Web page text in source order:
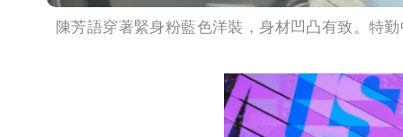
陳芳語穿著緊身粉藍色洋裝，身材凹凸有致。特